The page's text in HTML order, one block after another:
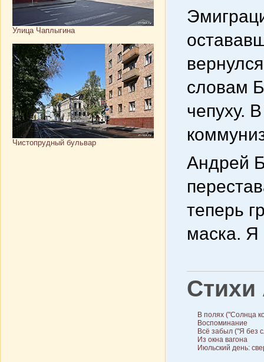
Улица Чаплыгина
Чистопрудный бульвар
словам
чепуху.
Андрей
теперь
маска. Я
В полях ("Солнца
Воспоминание
Всё забыл ("Я без
Из окна вагона
Июльский день: